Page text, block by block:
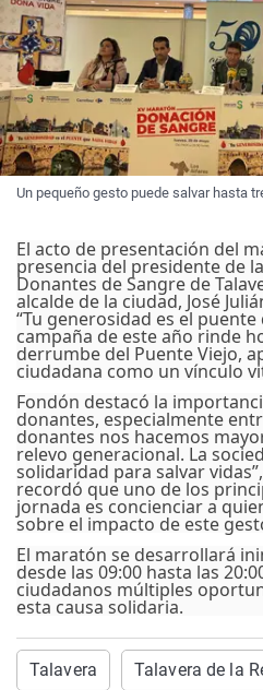
Un pequeño gesto puede salvar hasta
El acto de presentación del
presencia del presidente de
Donantes de Sangre de
alcalde de la ciudad, José
“Tu generosidad es el puente
campaña de este año rinde
derrumbe del Puente Viejo,
ciudadana como un vínculo
Fondón destacó la
donantes, especialmente
donantes nos hacemos
relevo generacional. La
solidaridad para salvar
recordó que uno de los
jornada es concienciar a
sobre el impacto de este
El maratón se desarrollará
desde las 09:00 hasta las
ciudadanos múltiples
esta causa solidaria.
Talavera Talavera de la